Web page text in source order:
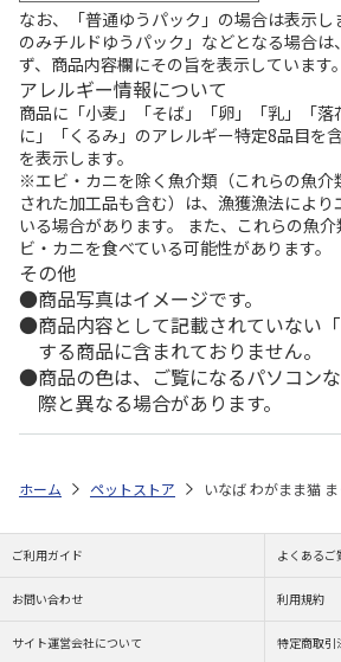
なお、「普通ゆうパック」の場合は表示
のみチルドゆうパック」などとなる場合は
ず、商品内容欄にその旨を表示しています。
アレルギー情報について
商品に「小麦」「そば」「卵」「乳」「落
に」「くるみ」のアレルギー特定8品目を
を表示します。
※エビ・カニを除く魚介類（これらの魚介
された加工品も含む）は、漁獲漁法により
いる場合があります。 また、これらの魚
ビ・カニを食べている可能性があります。
その他
商品写真はイメージです。
商品内容として記載されていない
する商品に含まれておりません。
商品の色は、ご覧になるパソコン
際と異なる場合があります。
ホーム ペットストア いなば わがまま猫
ご利用ガイド よくあるご
お問い合わせ 利用規約
サイト運営会社について 特定商取引